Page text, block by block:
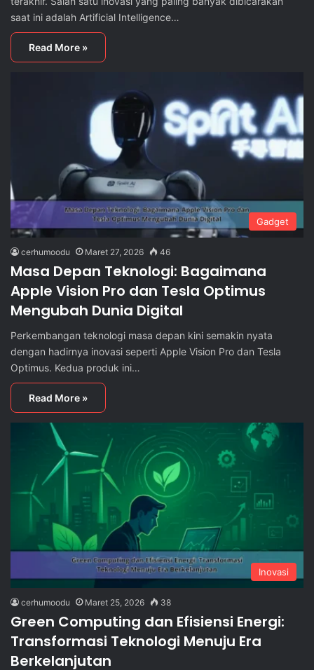
saat ini adalah Artificial Intelligence…
Read More »
Gadget
cerhumoodu Maret 27, 2026 46
Masa Depan Teknologi: Bagaimana
Apple Vision Pro dan Tesla Optimus
Mengubah Dunia Digital
Perkembangan teknologi masa depan kini semakin nyata
dengan hadirnya inovasi seperti Apple Vision Pro dan Tesla
Optimus. Kedua produk ini…
Read More »
Inovasi
cerhumoodu Maret 25, 2026 38
Green Computing dan Efisiensi Energi:
Transformasi Teknologi Menuju Era
Berkelanjutan